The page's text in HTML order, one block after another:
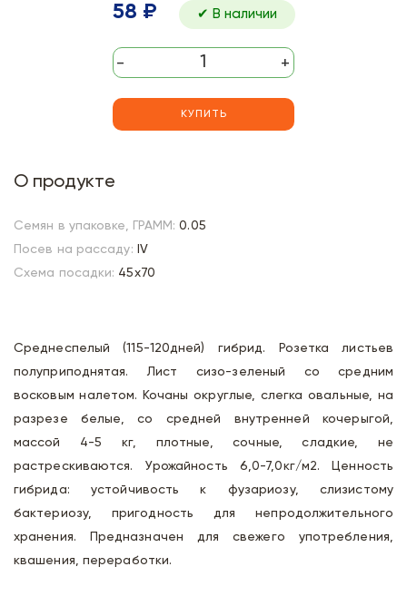
58 ₽ ✔ В наличии
- +
КУПИТЬ
О продукте
Семян в упаковке, ГРАММ: 0.05
Посев на рассаду: IV
Схема посадки: 45х70
Среднеспелый (115-120дней) гибрид. Розетка листьев
полуприподнятая. Лист сизо-зеленый со средним
восковым налетом. Кочаны округлые, слегка овальные, на
разрезе белые, со средней внутренней кочерыгой,
массой 4-5 кг, плотные, сочные, сладкие, не
растрескиваются. Урожайность 6,0-7,0кг/м2. Ценность
гибрида: устойчивость к фузариозу, слизистому
бактериозу, пригодность для непродолжительного
хранения. Предназначен для свежего употребления,
квашения, переработки.